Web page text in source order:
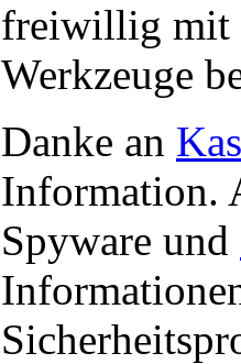
freiwillig mit
Werkzeuge
Danke an
Information.
Spyware und